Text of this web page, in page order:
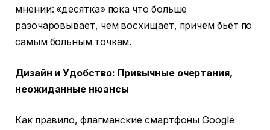
мнении: «десятка» пока что больше
разочаровывает, чем восхищает, причём бьёт по
самым больным точкам.
Дизайн и Удобство: Привычные очертания,
неожиданные нюансы
Как правило, флагманские смартфоны Google